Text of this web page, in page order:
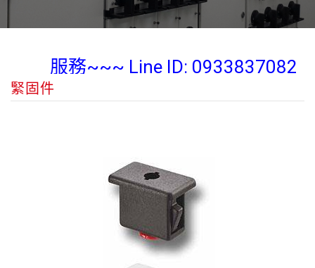
服務~~~ Line ID: 0933837082
Wechat: diraksales
緊固件